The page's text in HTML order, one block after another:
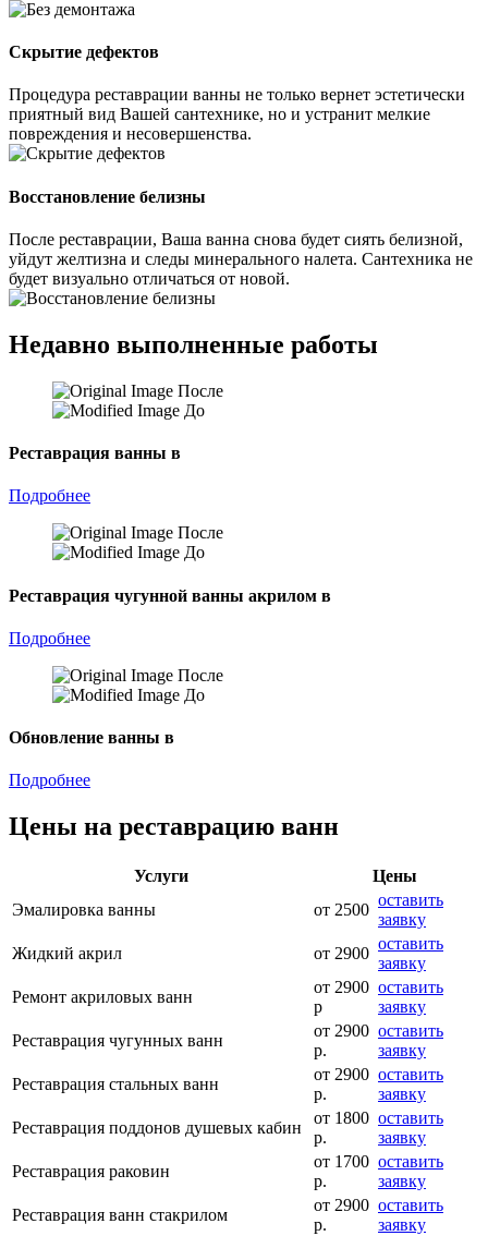
Скрытие дефектов
Процедура реставрации ванны не только вернет эстетически
приятный вид Вашей сантехнике, но и устранит мелкие
повреждения и несовершенства.
Восстановление белизны
После реставрации, Ваша ванна снова будет сиять белизной,
уйдут желтизна и следы минерального налета. Сантехника не
будет визуально отличаться от новой.
Недавно выполненные работы
После
До
Реставрация ванны в
Подробнее
После
До
Реставрация чугунной ванны акрилом в
Подробнее
После
До
Обновление ванны в
Подробнее
Цены на реставрацию ванн
Услуги
Цены
Эмалировка ванны
от 2500
оставить
заявку
Жидкий акрил
от 2900
оставить
заявку
Ремонт акриловых ванн
от 2900
р
оставить
заявку
Реставрация чугунных ванн
от 2900
р.
оставить
заявку
Реставрация стальных ванн
от 2900
р.
оставить
заявку
Реставрация поддонов душевых кабин
от 1800
р.
оставить
заявку
Реставрация раковин
от 1700
р.
оставить
заявку
Реставрация ванн стакрилом
от 2900
р.
оставить
заявку